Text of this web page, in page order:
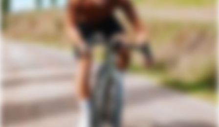
Rear Derailleur
SRAM Rival AXS XPLR
SRAM Rival AXS
SRAM Rival
Crank
SRAM Rival DUB, 40T
Rear Cogs
SRAM Rival XPLR, XG-1351, 10-46, 13-
speed
SRAM DUB BSA Road 68 Wide
BRAKES
Brakes
SRAM Rival hydraulic disc, 160/160mm
Brake Levers
SRAM Rival AXS hydraulic disc